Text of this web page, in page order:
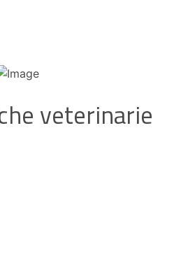
veterinarie